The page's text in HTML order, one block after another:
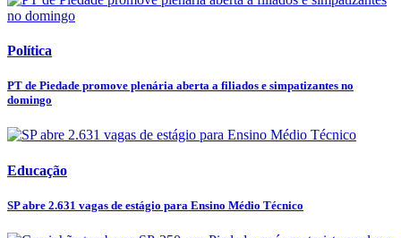
Política
PT de Piedade promove plenária aberta a filiados e simpatizantes no
domingo
Educação
SP abre 2.631 vagas de estágio para Ensino Médio Técnico